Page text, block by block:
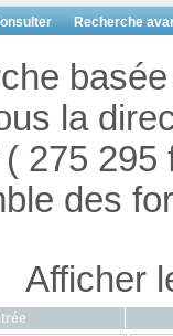
Recherche
la
275 295
des
Afficher